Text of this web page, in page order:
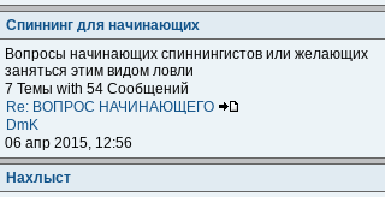
Спиннинг для начинающих
Вопросы начинающих спиннингистов или желающих
заняться этим видом ловли
7 Темы with 54 Сообщений
Re: ВОПРОС НАЧИНАЮЩЕГО
DmK
06 апр 2015, 12:56
Нахлыст